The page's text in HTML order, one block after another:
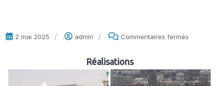
2 mai 2025 admin Commentaires fermés
Réalisations